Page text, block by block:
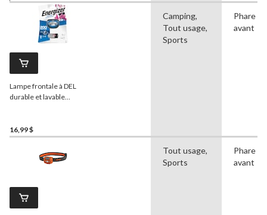
Lampe frontale à DEL
durable et lavable
16,99 $
Camping,
Tout usage,
Sports
Phare
avant
Tout usage,
Sports
Phare
avant